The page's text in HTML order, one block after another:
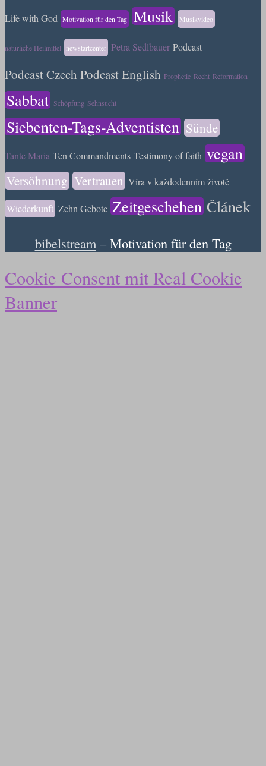
Life with God Motivation für den Tag Musik Musikvideo
natürliche Heilmittel newstartcenter Petra Sedlbauer Podcast
Podcast Czech Podcast English Prophetie Recht Reformation
Sabbat Schöpfung Sehnsucht
Siebenten-Tags-Adventisten Sünde
Tante Maria Ten Commandments Testimony of faith vegan
Versöhnung Vertrauen Víra v každodenním životě
Wiederkunft Zehn Gebote Zeitgeschehen Článek
bibelstream– Motivation für den Tag
Cookie Consent mit Real Cookie
Banner